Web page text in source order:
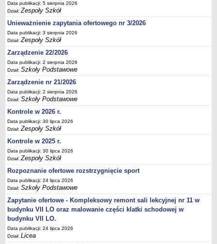
Deklaracja dostępności
PORADNIE PSYCHOLOGICZNO-PEDAGOGICZNE
Zespół Poradni
BIURO FINANSÓW OŚWIATY
Dane podstawowe
Statut
Majątek
Godziny dyżurów
Ogłoszenia
Zarządzenia
Rejestry, ewidencje, archiwa
Kontrole
PONOWNE WYKORZYSTYWANIE
Sprawozdania
Deklaracja dostępności
DEKLARACJA DOSTĘPNOŚCI
OŚWIADCZENIA MAJĄTKOWE
PONOWNE WYKORZYSTYWANIE
UDOSTĘPNIANIE INFORMACJI PUBLICZNEJ
OCHRONA DANYCH OSOBOWYCH
Data publikacji: 5 sierpnia 2026
Dział:Zespoły Szkół
Unieważnienie zapytania ofertowego nr 3/2026
Data publikacji: 3 sierpnia 2026
Dział:Zespoły Szkół
Zarządzenie 22/2026
Data publikacji: 2 sierpnia 2026
Dział:Szkoły Podstawowe
Zarządzenie nr 21/2026
Data publikacji: 2 sierpnia 2026
Dział:Szkoły Podstawowe
Kontrole w 2026 r.
Data publikacji: 30 lipca 2026
Dział:Zespoły Szkół
Kontrole w 2025 r.
Data publikacji: 30 lipca 2026
Dział:Zespoły Szkół
Rozpoznanie ofertowe rozstrzygnięcie sport
Data publikacji: 24 lipca 2026
Dział:Szkoły Podstawowe
Zapytanie ofertowe - Kompleksowy remont sali lekcyjnej nr 11 w
budynku VII LO oraz malowanie części klatki schodowej w
budynku VII LO.
Data publikacji: 24 lipca 2026
Dział:Licea